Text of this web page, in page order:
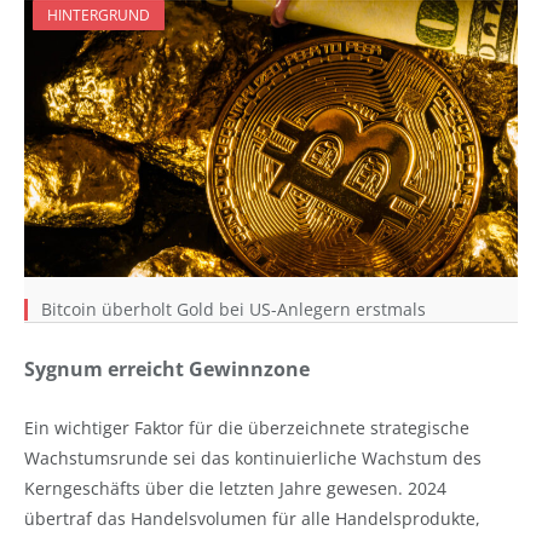
HINTERGRUND
Bitcoin überholt Gold bei US-Anlegern erstmals
Sygnum erreicht Gewinnzone
Ein wichtiger Faktor für die überzeichnete strategische
Wachstumsrunde sei das kontinuierliche Wachstum des
Kerngeschäfts über die letzten Jahre gewesen. 2024
übertraf das Handelsvolumen für alle Handelsprodukte,